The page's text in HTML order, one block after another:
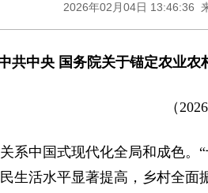
2026年02月04日 13:46:36
共中央 国务院关于锚定农业
（
系中国式现代化全局和成色。
生活水平显著提高，乡村全面